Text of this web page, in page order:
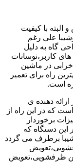
با کیفیت
علی رغم
گاه به دلیل
کاربر،نوسانات
در ماشین
راه برای تعمیر
است.
دهنده ی
که در این راه از
برخوردار
این دستگاه که
برطرف می گردد
ظرفشویی،تعویض